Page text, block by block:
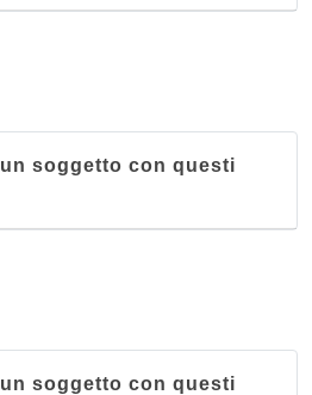
soggetto con questi
soggetto con questi